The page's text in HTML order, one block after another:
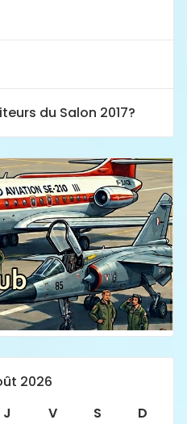
du Salon 2017?
2026
J V S
D